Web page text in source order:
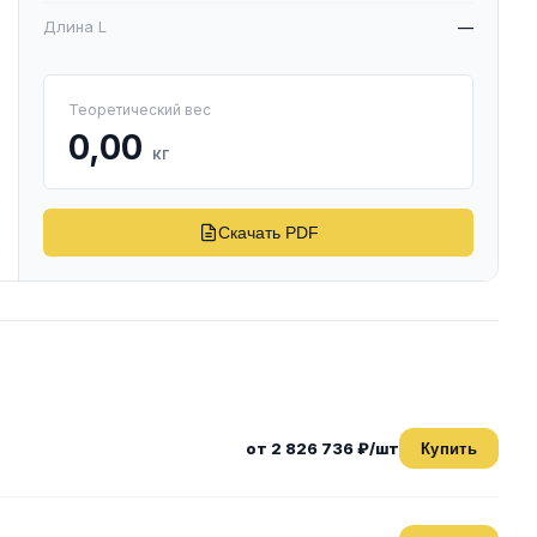
Длина L —
Теоретический вес
0,00 кг
Скачать PDF
от 2 826 736 ₽/шт Купить